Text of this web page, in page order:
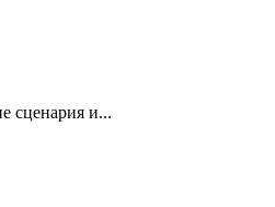
сценария и...